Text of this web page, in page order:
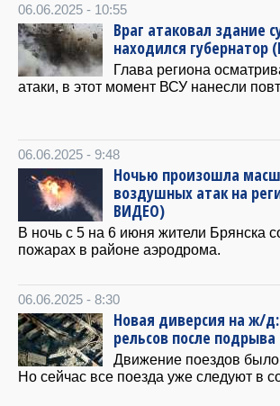
06.06.2025 - 10:55
Враг атаковал здание
находился губернатор
Глава региона
атаки, в этот момент ВСУ нанесли
06.06.2025 - 9:48
Ночью произошла
воздушных атак на
ВИДЕО)
В ночь с 5 на 6 июня жители Брянска
пожарах в районе аэродрома.
06.06.2025 - 8:30
Новая диверсия на ж/
рельсов после
Движение поездов
Но сейчас все поезда уже следуют в